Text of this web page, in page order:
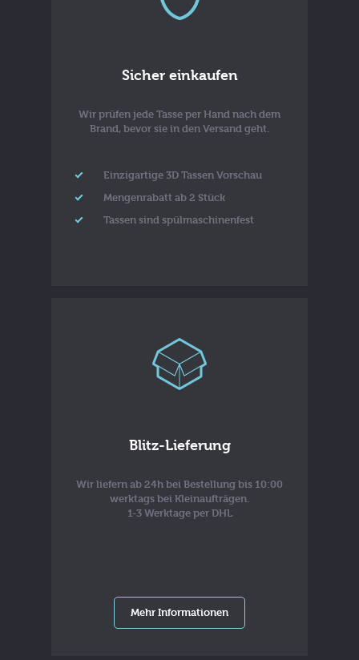
Sicher einkaufen
Wir prüfen jede Tasse per Hand nach dem
Brand, bevor sie in den Versand geht.
Einzigartige 3D Tassen Vorschau
Mengenrabatt ab 2 Stück
Tassen sind spülmaschinenfest
Blitz-Lieferung
Wir liefern ab 24h bei Bestellung bis 10:00
werktags bei Kleinaufträgen.
1-3 Werktage per DHL
Mehr Informationen